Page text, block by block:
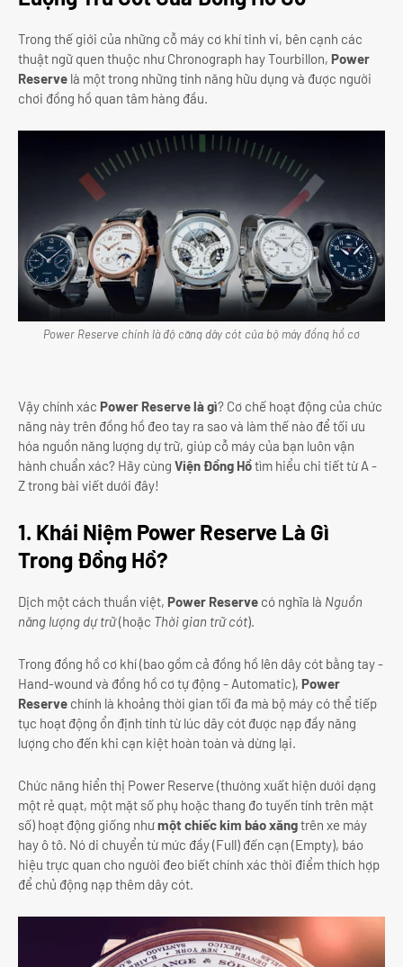
Trong thế giới của những cỗ máy cơ khí tinh vi, bên cạnh các
thuật ngữ quen thuộc như Chronograph hay Tourbillon, Power
Reserve là một trong những tính năng hữu dụng và được người
chơi đồng hồ quan tâm hàng đầu.
Power Reserve chính là độ căng dây cót của bộ máy đồng hồ cơ
Vậy chính xác Power Reserve là gì? Cơ chế hoạt động của chức
năng này trên đồng hồ đeo tay ra sao và làm thế nào để tối ưu
hóa nguồn năng lượng dự trữ, giúp cỗ máy của bạn luôn vận
hành chuẩn xác? Hãy cùng Viện Đồng Hồtìm hiểu chi tiết từ A -
Z trong bài viết dưới đây!
1. Khái Niệm Power Reserve Là Gì
Trong Đồng Hồ?
Dịch một cách thuần việt, Power Reserve có nghĩa là Nguồn
năng lượng dự trữ(hoặc Thời gian trữ cót).
Trong đồng hồ cơ khí (bao gồm cả đồng hồ lên dây cót bằng tay -
Hand-wound và đồng hồ cơ tự động - Automatic), Power
Reserve chính là khoảng thời gian tối đa mà bộ máy có thể tiếp
tục hoạt động ổn định tính từ lúc dây cót được nạp đầy năng
lượng cho đến khi cạn kiệt hoàn toàn và dừng lại.
Chức năng hiển thị Power Reserve (thường xuất hiện dưới dạng
một rẻ quạt, một mặt số phụ hoặc thang đo tuyến tính trên mặt
số) hoạt động giống nhưmột chiếc kim báo xăngtrên xe máy
hay ô tô. Nó di chuyển từ mức đầy (Full) đến cạn (Empty), báo
hiệu trực quan cho người đeo biết chính xác thời điểm thích hợp
để chủ động nạp thêm dây cót.